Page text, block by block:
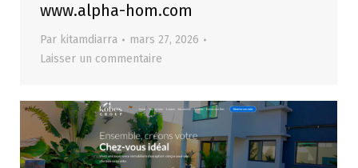
www.alpha-hom.com
Par kitamdiarra
mars 27, 2026
Laisser un commentaire